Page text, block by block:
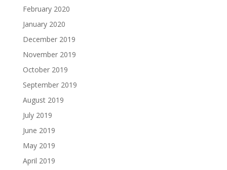
February 2020
January 2020
December 2019
November 2019
October 2019
September 2019
August 2019
July 2019
June 2019
May 2019
April 2019